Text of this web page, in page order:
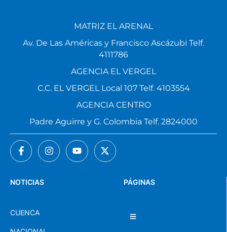
PÁGINAS
NOTICIAS
CUENCA
MATRIZ EL ARENAL
Av. De Las Américas y Francisco Ascázubi Telf.
4111786
AGENCIA EL VERGEL
C.C. EL VERGEL Local 107 Telf. 4103554
AGENCIA CENTRO
Padre Aguirre y G. Colombia Telf. 2824000